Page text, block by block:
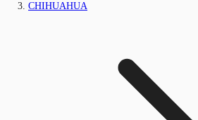
CHIHUAHUA